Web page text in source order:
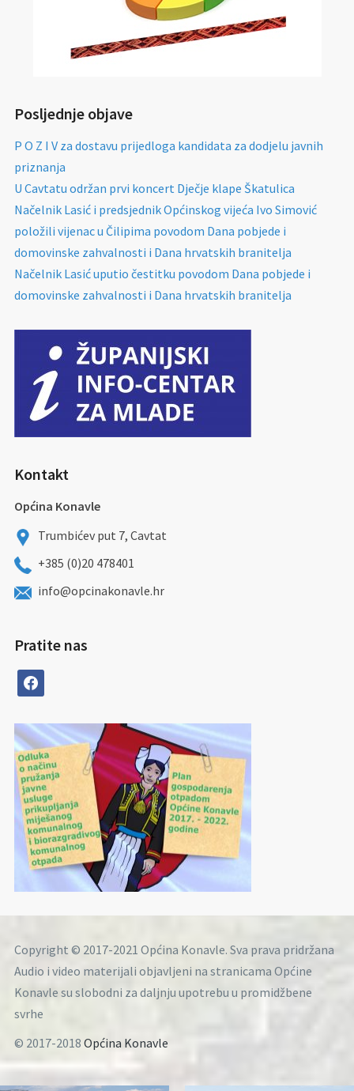
Posljednje objave
P O Z I V za dostavu prijedloga kandidata za dodjelu javnih
priznanja
U Cavtatu održan prvi koncert Dječje klape Škatulica
Načelnik Lasić i predsjednik Općinskog vijeća Ivo Simović
položili vijenac u Čilipima povodom Dana pobjede i
domovinske zahvalnosti i Dana hrvatskih branitelja
Načelnik Lasić uputio čestitku povodom Dana pobjede i
domovinske zahvalnosti i Dana hrvatskih branitelja
Kontakt
Općina Konavle
Trumbićev put 7, Cavtat
+385 (0)20 478401
info@opcinakonavle.hr
Pratite nas
facebook
Copyright © 2017-2021 Općina Konavle. Sva prava pridržana
Audio i video materijali objavljeni na stranicama Općine
Konavle su slobodni za daljnju upotrebu u promidžbene
svrhe
© 2017-2018 Općina Konavle